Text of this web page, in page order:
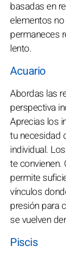
basadas en
elementos
permaneces
lento.
Acuario
Abordas las
perspectiva
Aprecias los
tu necesidad
individual.
te convienen.
permite
vínculos
presión para
se vuelven
Piscis